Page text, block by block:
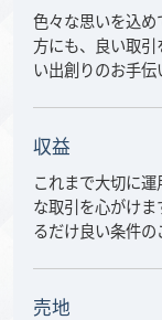
色々な思いを込
方にも、良い取
い出創りのお手伝
収益
これまで大切に
な取引を心がけ
るだけ良い条件の
売地